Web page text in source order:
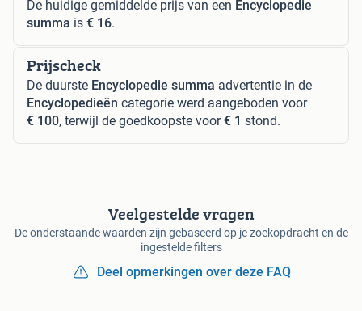
De huidige gemiddelde prijs van een Encyclopedie
summa is € 16.
Prijscheck
De duurste Encyclopedie summa advertentie in de
Encyclopedieën categorie werd aangeboden voor
€ 100, terwijl de goedkoopste voor€ 1 stond.
Veelgestelde vragen
De onderstaande waarden zijn gebaseerd op je zoekopdracht en de
ingestelde filters
Deel opmerkingen over deze FAQ